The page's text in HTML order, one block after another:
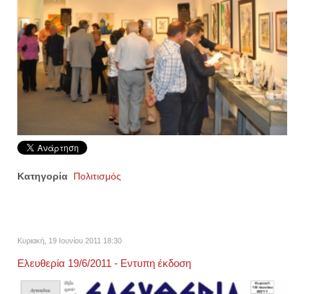
Κατηγορία Πολιτισμός
Κυριακή, 19 Ιουνίου 2011 18:30
Ελευθερία 19/6/2011 - Εντυπη έκδοση